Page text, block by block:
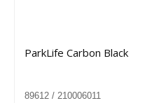
ParkLife Carbon Black
89612 / 210006011